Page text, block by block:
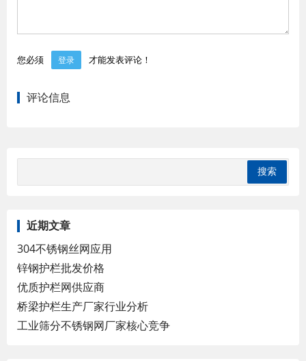
您必须 登录 才能发表评论！
评论信息
近期文章
304不锈钢丝网应用
锌钢护栏批发价格
优质护栏网供应商
桥梁护栏生产厂家行业分析
工业筛分不锈钢网厂家核心竞争